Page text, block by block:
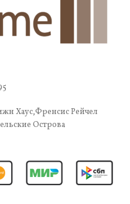
Хаус,Френсис Рейчел
Острова